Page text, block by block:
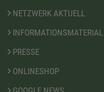
NETZWERK AKTUELL
INFORMATIONSMATERIAL
PRESSE
ONLINESHOP